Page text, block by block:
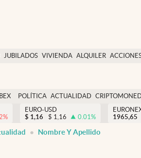
JUBILADOS VIVIENDA ALQUILER
USA
IBEX
POLÍTICA ACTUALIDAD
%
EURO-USD
$ 1,16 $ 1,16 0.01%
1965,65
Nombre Y Apellido